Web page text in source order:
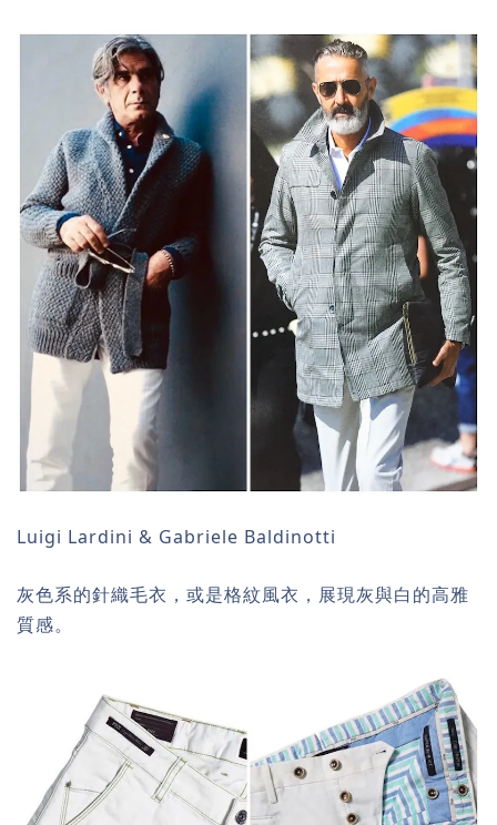
Luigi Lardini & Gabriele Baldinotti
灰色系的針織毛衣，或是格紋風衣，展現灰與白的高雅
質感。